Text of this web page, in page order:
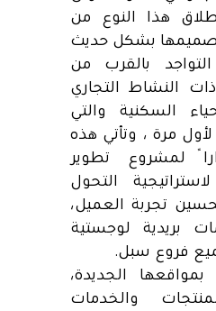
هذا النوع من
تصميمها بشكل حديث
بالقرب من
النشاط التجاري
السكنية والتي
مرة ، وتأتي هذه
لمشروع تطوير
التحول
تجربة العميل،
بريدية لوجستية
فروع سبل.
الجديدة،
والخدمات